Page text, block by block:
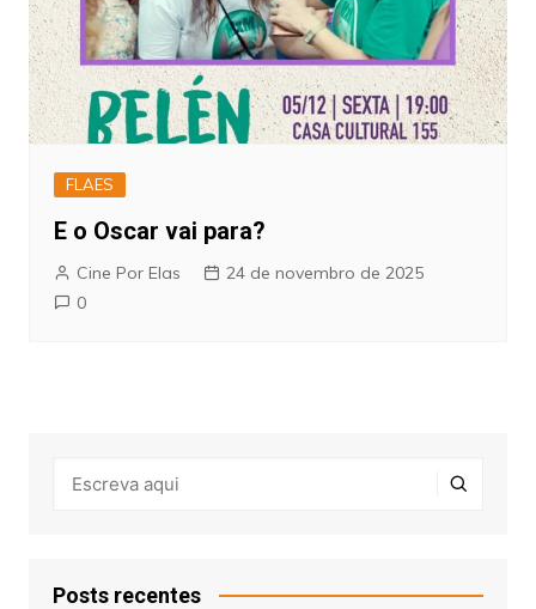
FLAES
E o Oscar vai para?
Cine Por Elas
24 de novembro de 2025
0
Posts recentes